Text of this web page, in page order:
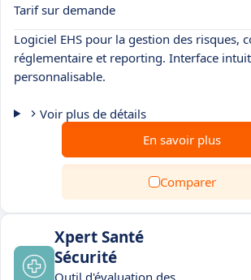
Tarif sur demande
Logiciel EHS pour la gestion des risques,
réglementaire et reporting. Interface
personnalisable.
Voir plus de détails
En savoir plus
Comparer
Xpert Santé
Sécurité
Outil d'évaluation des